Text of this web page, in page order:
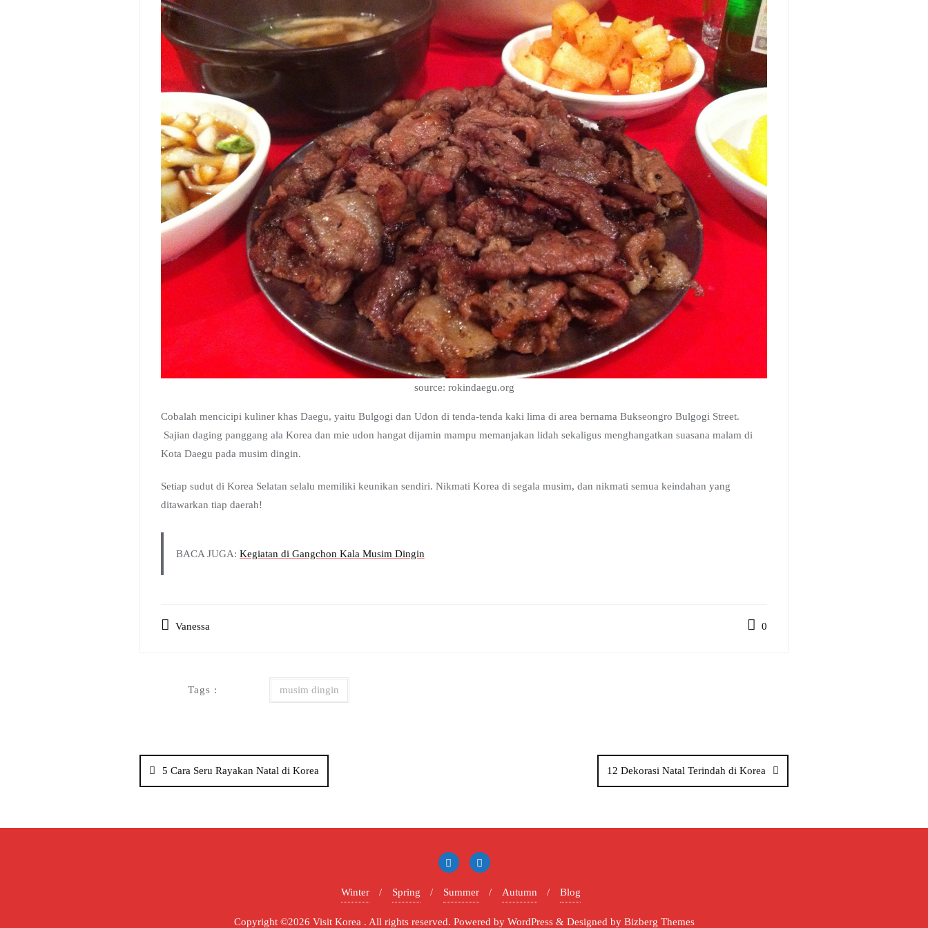
source: rokindaegu.org
Cobalah mencicipi kuliner khas Daegu, yaitu Bulgogi dan Udon di tenda-tenda kaki lima di area bernama Bukseongro Bulgogi Street.
Sajian daging panggang ala Korea dan mie udon hangat dijamin mampu memanjakan lidah sekaligus menghangatkan suasana malam di
Kota Daegu pada musim dingin.
Setiap sudut di Korea Selatan selalu memiliki keunikan sendiri. Nikmati Korea di segala musim, dan nikmati semua keindahan yang
ditawarkan tiap daerah!
BACA JUGA: Kegiatan di Gangchon Kala Musim Dingin
Vanessa 0
Tags : musim dingin
Post
navigation
5 Cara Seru Rayakan Natal di Korea 12 Dekorasi Natal Terindah di Korea
Winter Spring Summer Autumn Blog
Copyright ©2026 Visit Korea . All rights reserved. Powered by WordPress & Designed by Bizberg Themes